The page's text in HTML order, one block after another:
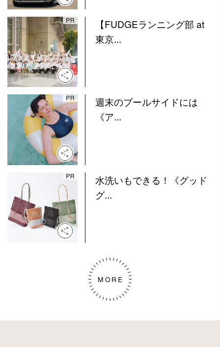
【FUDGEランニング部 at
東京...
週末のプールサイドには
《ア...
水洗いもできる！《グッド
グ...
MORE